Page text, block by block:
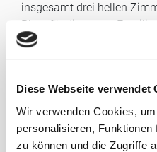
Diese Webseite verwendet
Wir verwenden Cookies,
personalisieren,
zu können und die Zugriffe
insgesamt drei hellen
Platz für die ganze
einladenden Essplatz
gemütlichen Mahlzeiten
großen, beheizten
für Behaglichkeit sorgt und
den Garten bietet. Im
ein modernes Duschbad,